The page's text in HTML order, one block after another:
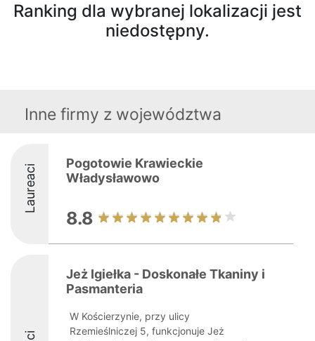
Ranking dla wybranej lokalizacji jest
niedostępny.
Inne firmy z województwa
Laureaci
Pogotowie Krawieckie
Władysławowo
8.8
Jeż Igiełka - Doskonałe Tkaniny i
Pasmanteria
W Kościerzynie, przy ulicy
Rzemieślniczej 5, funkcjonuje Jeż